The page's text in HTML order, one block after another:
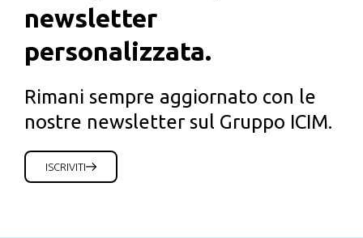
newsletter
personalizzata.
Rimani sempre aggiornato con le
nostre newsletter sul Gruppo ICIM.
ISCRIVITI